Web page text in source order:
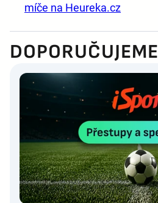
míče na Heureka.cz
DOPORUČUJEME